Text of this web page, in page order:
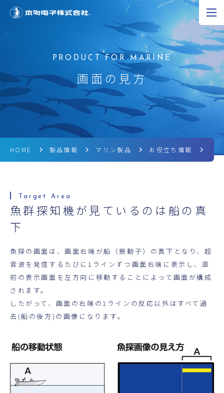
EN
製品情報
研究開発
企業情報
ニュース
超音波科学館
画面の見方
HOME 製品情報 マリン製品 お役立ち情報
魚群探知機が見ているのは船の真
下
魚探の画面は、画面右端が船（振動子）の真下となり、超
音波を発信するたびに1ラインずつ画面右端に表示し、直
前の表示画面を左方向に移動することによって画面が構成
されます。
したがって、画面の右端の1ラインの反応以外はすべて過
去(船の後方)の画像になります。